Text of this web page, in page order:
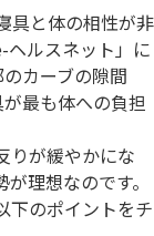
具と体の相性が非
ヘルスネット」に
カーブの隙間
最も体への負担
りが緩やかにな
理想なのです。
下のポイントをチ